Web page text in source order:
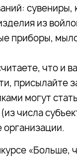
сувениры,
из
приборы,
что и
присылайте
могут
числа
«Больше,